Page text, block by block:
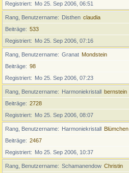
Registriert
Mo 25. Sep 2006, 06:51
Rang, Benutzername Disthen claudia
Beiträge
533
Registriert
Mo 25. Sep 2006, 07:16
Rang, Benutzername Granat Mondstein
Beiträge
98
Registriert
Mo 25. Sep 2006, 07:23
Rang, Benutzername Harmoniekristall bernstein
Beiträge
2728
Registriert
Mo 25. Sep 2006, 08:07
Rang, Benutzername Harmoniekristall Blümchen
Beiträge
2467
Registriert
Mo 25. Sep 2006, 10:37
Rang, Benutzername Schamanendow Christin